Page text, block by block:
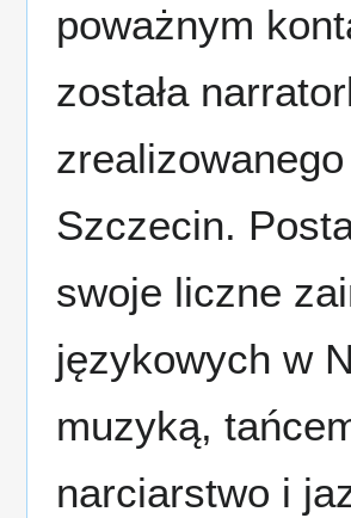
poważnym
została
Szczecin.
swoje liczne
językowych w
muzyką,
narciarstwo i